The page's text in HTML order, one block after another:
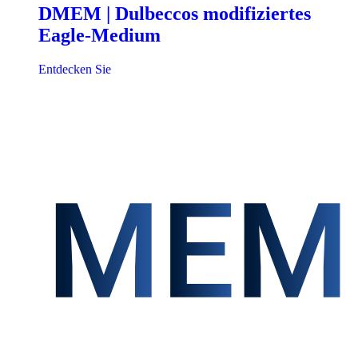
DMEM | Dulbeccos modifiziertes
Eagle-Medium
Entdecken Sie